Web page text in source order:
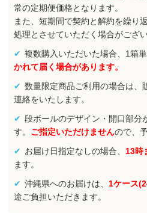
常の定期便価格となります。
また、短期間で契約と解約を繰り
処理とさせていただく場合がござい
複数購入いただいた場合、1箱
かれて届く場合があります。
数量限定商品ご利用の場合は、
連絡をいたします。
段ボールのデザイン・開口部分
す。 ご指定いただけませんので、
お届け日指定なしの場合、 13時
ます。
沖縄県へのお届けは、 1ケース
途ご負担いただきます。